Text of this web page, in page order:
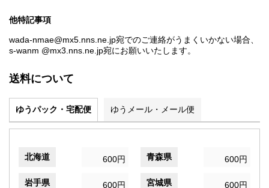
他特記事項
wada-nmae@mx5.nns.ne.jp宛でのご連絡がうまくいかない場合、
s-wanm @mx3.nns.ne.jp宛にお願いいたします。
送料について
ゆうパック・宅配便 ゆうメール・メール便
北海道 600円 青森県 600円
岩手県 600円 宮城県 600円